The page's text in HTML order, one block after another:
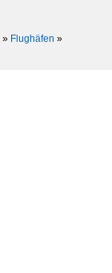
» Flughäfen »